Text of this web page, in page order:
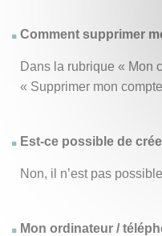
Comment supprimer
Dans la rubrique « Mon
« Supprimer mon
Est-ce possible de
Non, il n’est pas
Mon ordinateur /